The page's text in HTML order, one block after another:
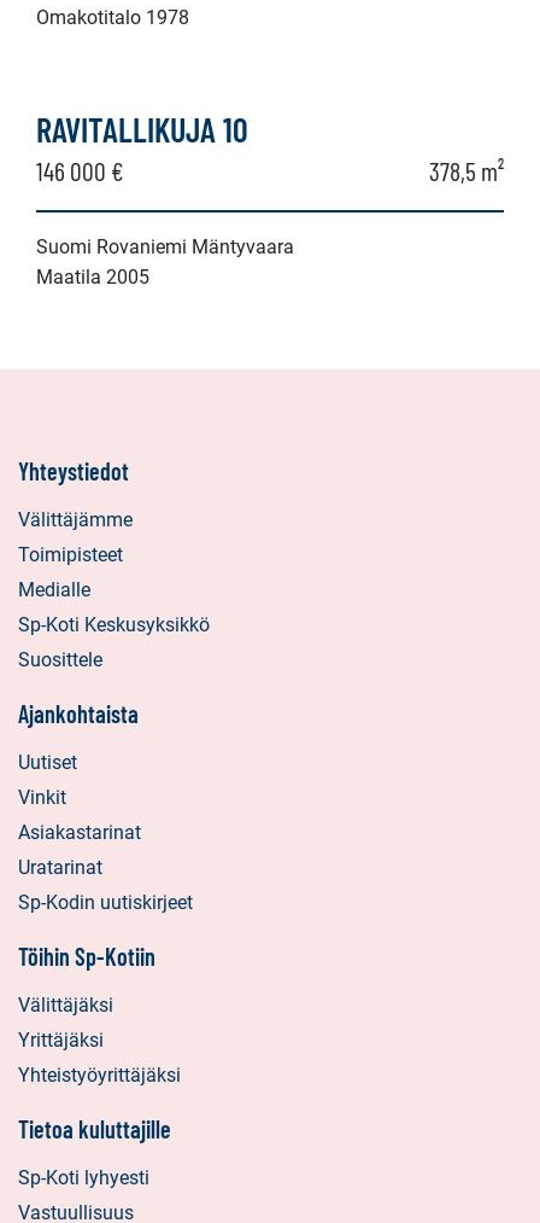
Omakotitalo 1978
RAVITALLIKUJA 10
146 000 € 378,5 m²
Suomi Rovaniemi Mäntyvaara
Maatila 2005
Yhteystiedot
Välittäjämme
Toimipisteet
Medialle
Sp-Koti Keskusyksikkö
Suosittele
Ajankohtaista
Uutiset
Vinkit
Asiakastarinat
Uratarinat
Sp-Kodin uutiskirjeet
Töihin Sp-Kotiin
Välittäjäksi
Yrittäjäksi
Yhteistyöyrittäjäksi
Tietoa kuluttajille
Sp-Koti lyhyesti
Vastuullisuus